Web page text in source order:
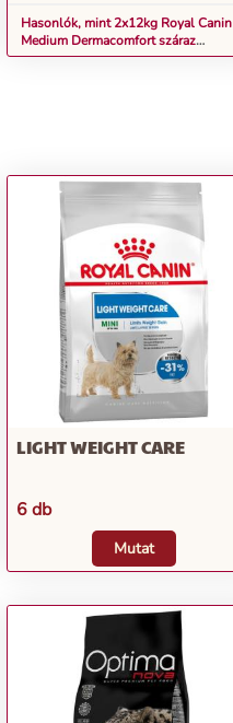
Hasonlók, mint 2x12kg Royal Canin
Medium Dermacomfort száraz
kutyatáp
LIGHT WEIGHT CARE
6 db
Mutat